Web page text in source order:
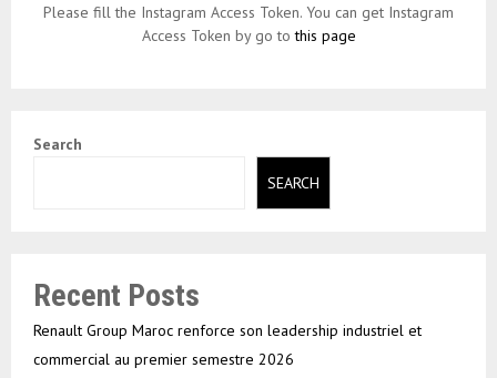
Please fill the Instagram Access Token. You can get Instagram
Access Token by go tothis page
Search
SEARCH
Recent Posts
Renault Group Maroc renforce son leadership industriel et
commercial au premier semestre 2026